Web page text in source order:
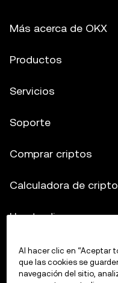
Más acerca de OKX
Productos
Servicios
Soporte
Comprar criptos
Calculadora de
Haz trading
Al hacer clic en “Aceptar
que las cookies se
navegación del sitio,